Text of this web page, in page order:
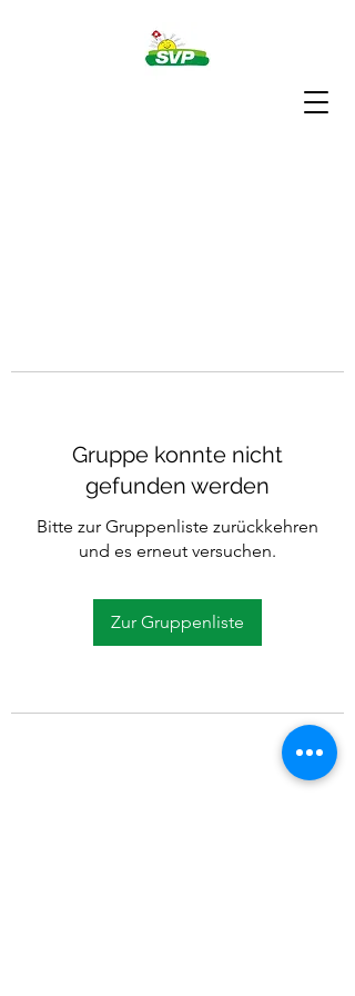
Gruppe konnte nicht
gefunden werden
Bitte zur Gruppenliste zurückkehren
und es erneut versuchen.
Zur Gruppenliste